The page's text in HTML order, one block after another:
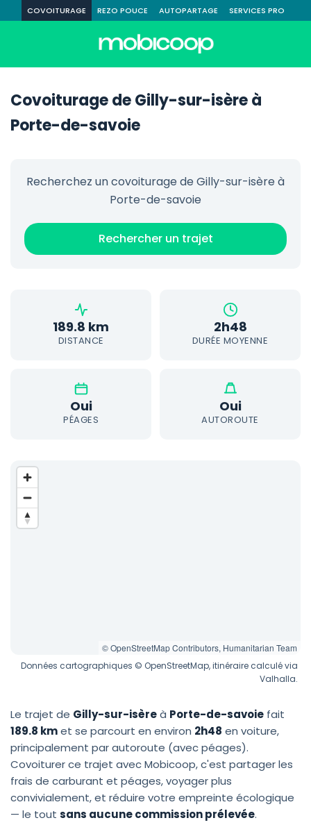
COVOITURAGE REZO POUCE AUTOPARTAGE SERVICES PRO
Covoiturage de Gilly-sur-isère à
Porte-de-savoie
Recherchez un covoiturage de Gilly-sur-isère à
Porte-de-savoie
Rechercher un trajet
189.8 km
DISTANCE
2h48
DURÉE MOYENNE
Oui
PÉAGES
Oui
AUTOROUTE
© OpenStreetMap Contributors, Humanitarian Team
Données cartographiques © OpenStreetMap, itinéraire calculé via
Valhalla.
Le trajet de Gilly-sur-isèreà Porte-de-savoie fait
189.8 kmet se parcourt en environ 2h48 en voiture,
principalement par autoroute (avec péages).
Covoiturer ce trajet avec Mobicoop, c'est partager les
frais de carburant et péages, voyager plus
convivialement, et réduire votre empreinte écologique
— le tout sans aucune commission prélevée.